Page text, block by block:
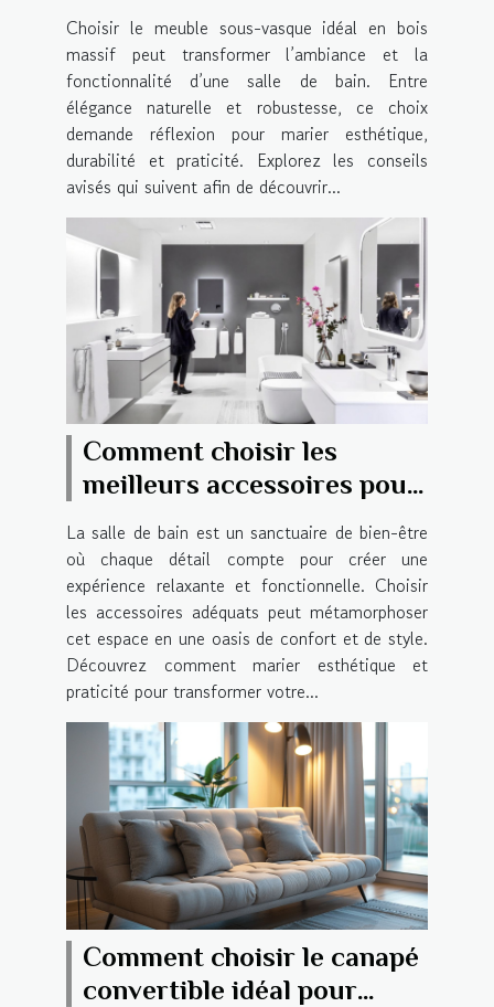
de bain
Choisir le meuble sous-vasque idéal en bois
massif peut transformer l’ambiance et la
fonctionnalité d’une salle de bain. Entre
élégance naturelle et robustesse, ce choix
demande réflexion pour marier esthétique,
durabilité et praticité. Explorez les conseils
avisés qui suivent afin de découvrir...
Comment choisir les
meilleurs accessoires pour
votre salle de bain
La salle de bain est un sanctuaire de bien-être
où chaque détail compte pour créer une
expérience relaxante et fonctionnelle. Choisir
les accessoires adéquats peut métamorphoser
cet espace en une oasis de confort et de style.
Découvrez comment marier esthétique et
praticité pour transformer votre...
Comment choisir le canapé
convertible idéal pour